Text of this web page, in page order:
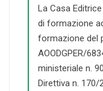
La Casa
di formazione
formazione del
AOODGPER/
ministeriale n.
Direttiva n. 170/